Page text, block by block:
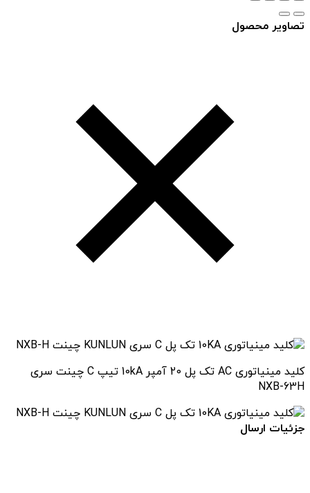
تصاویر محصول
کلید مینیاتوری AC تک پل 20 آمپر 10kA تیپ C چینت سری
NXB-63H
جزئیات ارسال